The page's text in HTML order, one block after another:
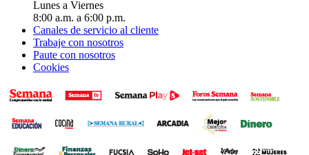
Lunes a Viernes
8:00 a.m. a 6:00 p.m.
Canales de servicio al cliente
Trabaje con nosotros
Paute con nosotros
Cookies